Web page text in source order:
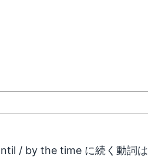
/ by the time に続く動詞は